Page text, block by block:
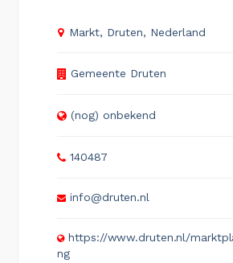
Markt, Druten, Nederland
Gemeente Druten
(nog) onbekend
140487
info@druten.nl
https://www.druten.nl/
ng